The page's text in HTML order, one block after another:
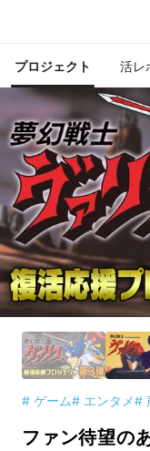
プロジェクト 活レ
# ゲーム# エンタメ#
ファン待望の